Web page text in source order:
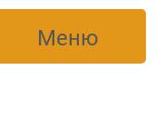
Меню